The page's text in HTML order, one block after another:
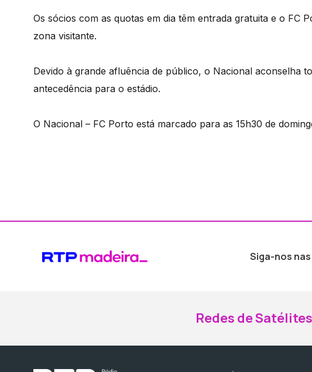
Os sócios com as quotas em dia têm entrada gratuita e o FC
zona visitante.
Devido à grande afluência de público, o Nacional aconselha
antecedência para o estádio.
O Nacional – FC Porto está marcado para as 15h30 de
Siga-nos
Redes de Satélites